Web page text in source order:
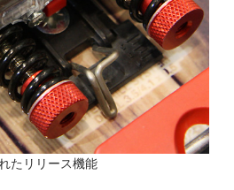
たリリース機能